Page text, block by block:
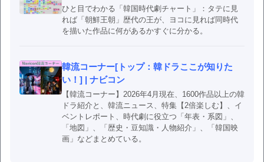
ひと目でわかる「韓国時代劇チャート」：タテに見
れば「朝鮮王朝」歴代の王が、ヨコに見れば同時代
を描いた作品に何があるかすぐに分かる。
韓流コーナー[トップ：韓ドラここが知りた
い！] | ナビコン
【韓流コーナー】2026年4月現在、1600作品以上の韓
ドラ紹介と、韓流ニュース、特集【2倍楽しむ】、イ
ベントレポート、時代劇に役立つ「年表・系図」、
「地図」、「歴史・豆知識・人物紹介」、「韓国映
画」などまとめている。